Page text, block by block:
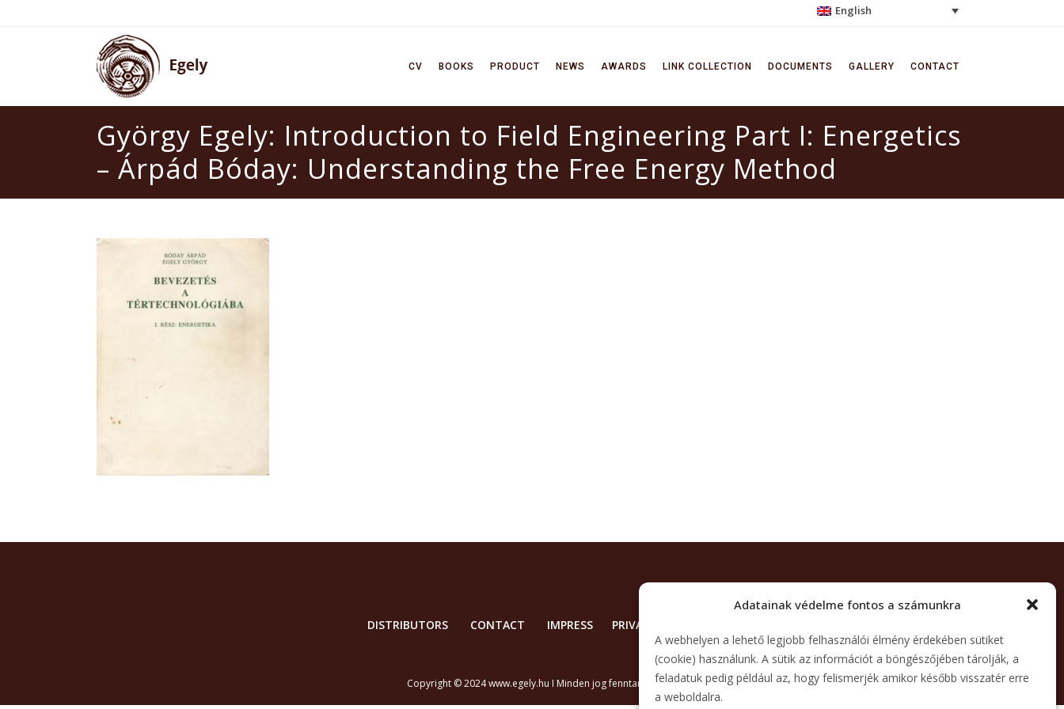
Adatainak védelme fontos a számunkra
A webhelyen a lehető legjobb felhasználói élmény érdekében sütiket
(cookie) használunk. A sütik az információt a böngészőjében tárolják, a
feladatuk pedig például az, hogy felismerjék amikor később visszatér erre
a weboldalra.
English
CV BOOKS PRODUCT NEWS AWARDS LINK COLLECTION DOCUMENTS GALLERY CONTACT
György Egely: Introduction to Field Engineering Part I: Energetics
– Árpád Bóday: Understanding the Free Energy Method
DISTRIBUTORS CONTACT IMPRESS PRIVACY POLICY
Copyright © 2024 www.egely.hu I Minden jog fenntartva!